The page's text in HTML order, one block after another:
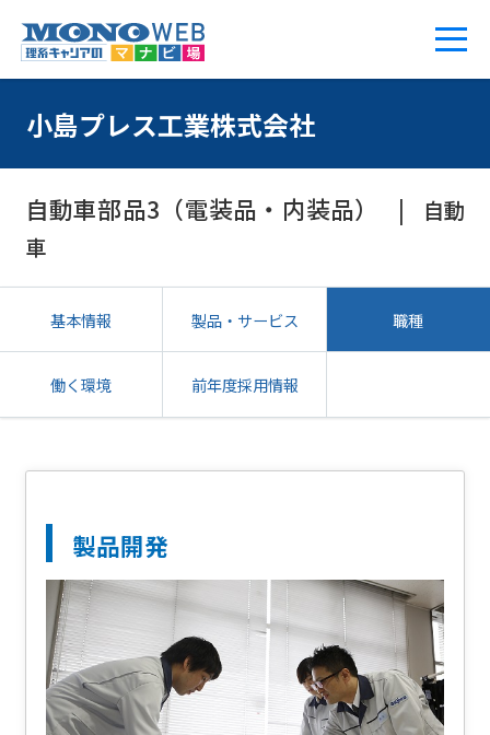
小島プレス工業株式会社
自動車部品3（電装品・内装品）
自動
車
基本情報 製品・サービス 職種
働く環境 前年度採用情報
製品開発